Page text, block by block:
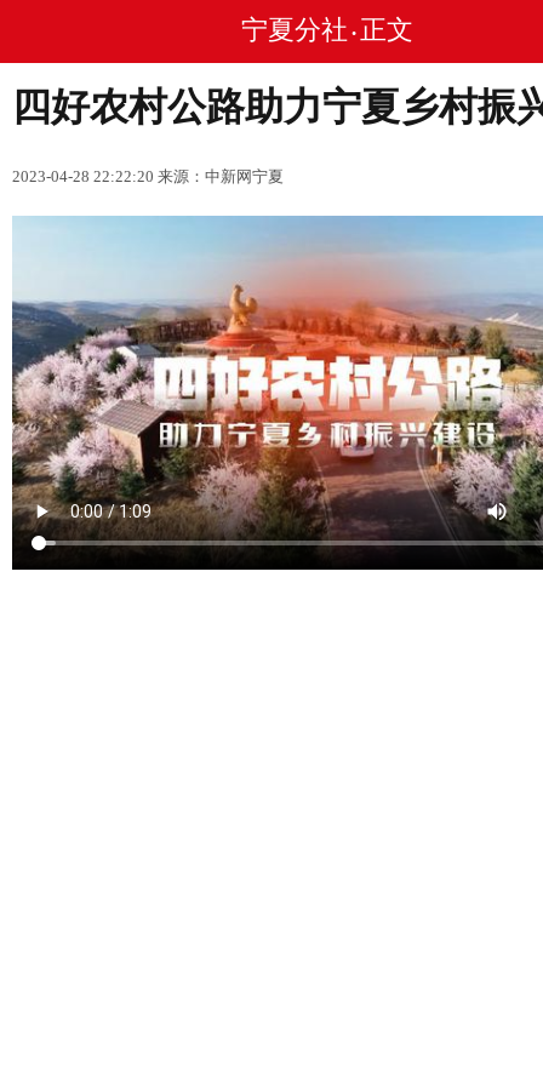
宁夏分社 • 正文
四好农村公路助力宁夏乡村振
2023-04-28 22:22:20 来源：中新网宁夏